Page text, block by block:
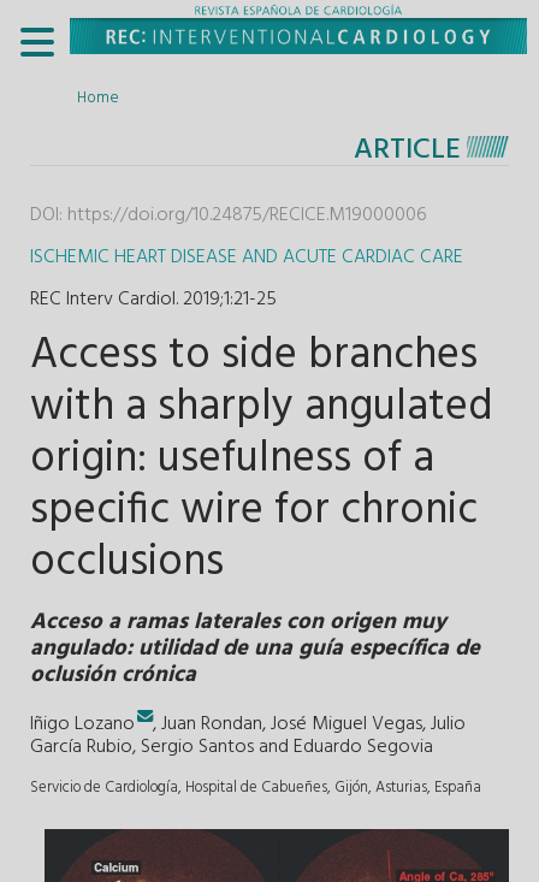
Home
ARTICLE
DOI: https://doi.org/10.24875/RECICE.M19000006
ISCHEMIC HEART DISEASE AND ACUTE CARDIAC CARE
REC Interv Cardiol. 2019;1:21-25
Access to side branches
with a sharply angulated
origin: usefulness of a
specific wire for chronic
occlusions
Acceso a ramas laterales con origen muy
angulado: utilidad de una guía específica de
oclusión crónica
Iñigo Lozano ,Juan Rondan,José Miguel Vegas,Julio
García Rubio,Sergio Santosand Eduardo Segovia
Servicio de Cardiología, Hospital de Cabueñes, Gijón, Asturias, España